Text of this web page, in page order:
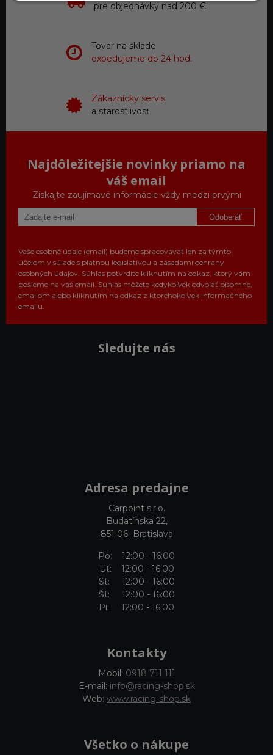
pre objednávky nad 200 €
Tovar na sklade
expedujeme do 24 hod.
Zákaznícky servis
a starostlivosť
Najdôležitejšie novinky priamo na
váš email
Získajte zaujímavé informácie vždy medzi prvými
Odoberať
Vaše osobné údaje (email) budeme spracovávať len za týmto
účelom v súlade s platnou legislatívou a zásadami ochrany
osobných údajov. Súhlas potvrdíte kliknutím na odkaz, ktorý vám
pošleme na váš email. Súhlas môžete kedykoľvek odvolať písomne,
emailom alebo kliknutím na odkaz z ktoréhokoľvek informačného
emailu.
Sledujte nás
Adresa predajne
Carpoint s.r.o.
Budatínska 22,
851 06 Bratislava
Po: 12:00 - 16:00
Ut: 12:00 - 16:00
St: 12:00 - 16:00
Št: 12:00 - 16:00
Pi: 12:00 - 16:00
Kontakty
Mobil: 0918 711 111
E-mail: info@racing-shop.sk
Web: www.racing-shop.sk
Všetko o nákupe